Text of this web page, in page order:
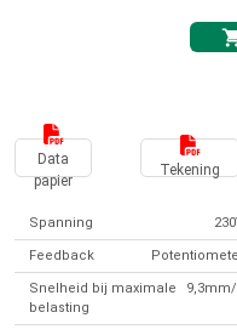
Norsk (NOK)
Suomi (EUR)
Svenska (SEK)
Data
papier
Tekening
Spanning
Feedback
Snelheid bij maximale
belasting